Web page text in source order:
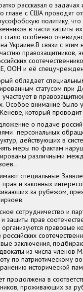
рассказал о
главе с США проводят
политику, что
в части защиты
стало особенно
Украине.В связи с
правозащитников,
ООН и её
обладает
статусом при
в
Особое внимание было
который проводит
о подаче
персональных
действующих в
меры по фактам
различными
специальные
и законных
за рубежом,
сотрудничество и
прав
правовые
заключения,
из числа членов
по патриотическому
исторической
продолжена в
проживающих за